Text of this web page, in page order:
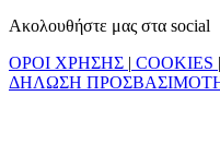
Ακολουθήστε μας στα social
ΟΡΟΙ ΧΡΗΣΗΣ | COOKIES |
ΔΗΛΩΣΗ